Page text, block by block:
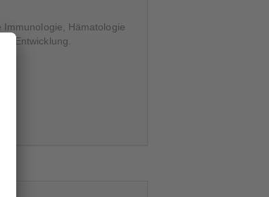
Hämatologie
Entwicklung.